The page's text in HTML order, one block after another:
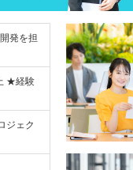
発を担
★経験
ジェク